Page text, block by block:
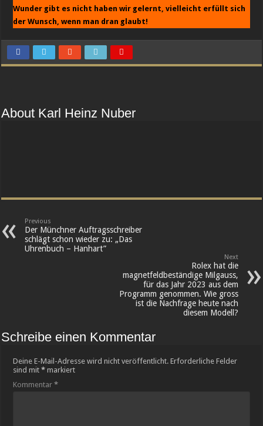
Wunder gibt es nicht haben wir gelernt, vielleicht erfüllt sich
der Wunsch, wenn man dran glaubt!
About Karl Heinz Nuber
Previous
Der Münchner Auftragsschreiber
schlägt schon wieder zu: „Das
Uhrenbuch – Hanhart”
Next
Rolex hat die
magnetfeldbeständige Milgauss,
für das Jahr 2023 aus dem
Programm genommen. Wie gross
ist die Nachfrage heute nach
diesem Modell?
Schreibe einen Kommentar
Deine E-Mail-Adresse wird nicht veröffentlicht. Erforderliche Felder
sind mit* markiert
Kommentar*